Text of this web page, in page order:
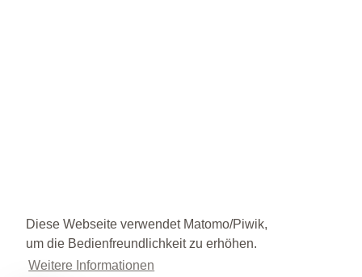
Diese Webseite verwendet Matomo/Piwik,
um die Bedienfreundlichkeit zu erhöhen.
Weitere Informationen